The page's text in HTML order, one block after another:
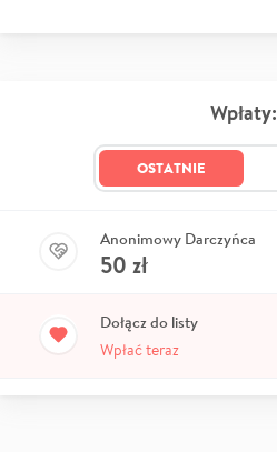
Wpłaty:
OSTATNIE
Anonimowy Darczyńca
50 zł
Dołącz do listy
Wpłać teraz